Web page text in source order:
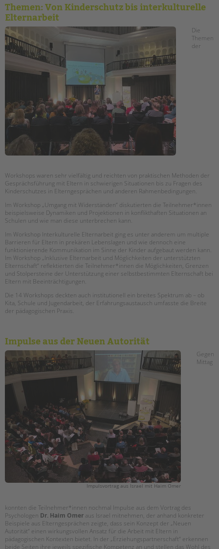
Themen: Von Kinderschutz bis interkulturelle
Elternarbeit
Die
Themen
der
Workshops waren sehr vielfältig und reichten von praktischen Methoden der
Gesprächsführung mit Eltern in schwierigen Situationen bis zu Fragen des
Kinderschutzes in Elterngesprächen und anderen Rahmenbedingungen.
Im Workshop „Umgang mit Widerständen“ diskutierten die Teilnehmer*innen
beispielsweise Dynamiken und Projektionen in konflikthaften Situationen an
Schulen und wie man diese unterbrechen kann.
Im Workshop Interkulturelle Elternarbeit ging es unter anderem um multiple
Barrieren für Eltern in prekären Lebenslagen und wie dennoch eine
funktionierende Kommunikation im Sinne der Kinder aufgebaut werden kann.
Im Workshop „Inklusive Elternarbeit und Möglichkeiten der unterstützten
Elternschaft“ reflektierten die Teilnehmer*innen die Möglichkeiten, Grenzen
und Stolpersteine der Unterstützung einer selbstbestimmten Elternschaft bei
Eltern mit Beeinträchtigungen.
Die 14 Workshops deckten auch institutionell ein breites Spektrum ab – ob
Kita, Schule und Jugendarbeit, der Erfahrungsaustausch umfasste die Breite
der pädagogischen Praxis.
Impulse aus der Neuen Autorität
Impulsvortrag aus Israel mit Haim Omer
Gegen
Mittag
konnten die Teilnehmer*innen nochmal Impulse aus dem Vortrag des
Psychologen Dr. Haim Omer aus Israel mitnehmen, der anhand konkreter
Beispiele aus Elterngesprächen zeigte, dass sein Konzept der „Neuen
Autorität“ einen wirkungsvollen Ansatz für die Arbeit mit Eltern in
pädagogischen Kontexten bietet. In der „Erziehungspartnerschaft“ erkennen
beide Seiten ihre jeweils spezifische Kompetenz an und stellen das Wohl des